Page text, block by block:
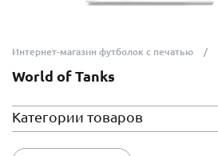
Интернет-магазин футболок с печатью
World of Tanks
Категории товаров